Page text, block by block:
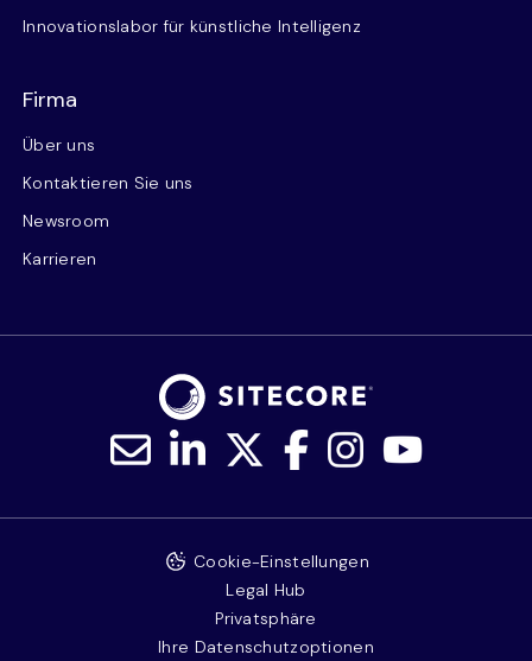
Innovationslabor für künstliche Intelligenz
Firma
Über uns
Kontaktieren Sie uns
Newsroom
Karrieren
Cookie-Einstellungen
Legal Hub
Privatsphäre
Ihre Datenschutzoptionen